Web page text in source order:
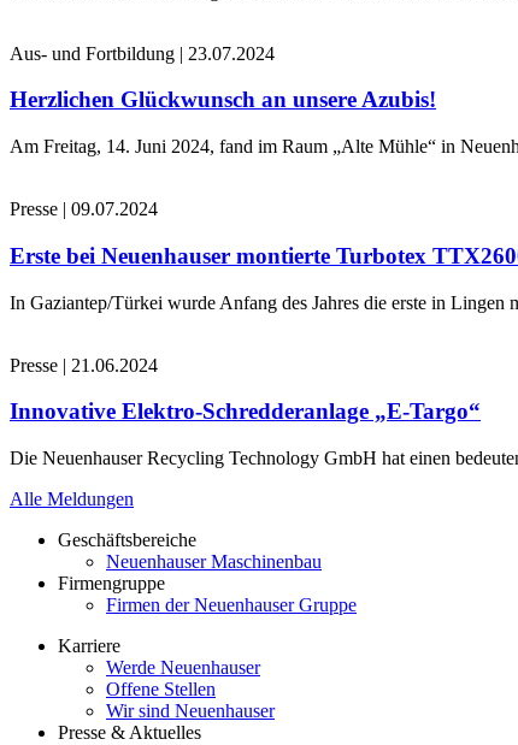
Aus- und Fortbildung | 23.07.2024
Herzlichen Glückwunsch an unsere Azubis!
Am Freitag, 14. Juni 2024, fand im Raum „Alte Mühle“ in
Presse | 09.07.2024
Erste bei Neuenhauser montierte Turbotex
In Gaziantep/Türkei wurde Anfang des Jahres die erste in
Presse | 21.06.2024
Innovative Elektro-Schredderanlage „E-Targo“
Die Neuenhauser Recycling Technology GmbH hat einen
Alle Meldungen
Geschäftsbereiche
Neuenhauser Maschinenbau
Firmengruppe
Firmen der Neuenhauser Gruppe
Karriere
Werde Neuenhauser
Offene Stellen
Wir sind Neuenhauser
Presse & Aktuelles